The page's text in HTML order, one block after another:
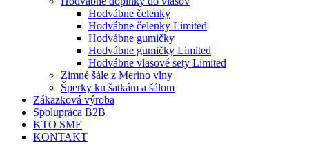
Hodvábne čelenky
Hodvábne čelenky Limited
Hodvábne gumičky
Hodvábne gumičky Limited
Hodvábne vlasové sety Limited
Zimné šále z Merino vlny
Šperky ku šatkám a šálom
Zákazková výroba
Spolupráca B2B
KTO SME
KONTAKT